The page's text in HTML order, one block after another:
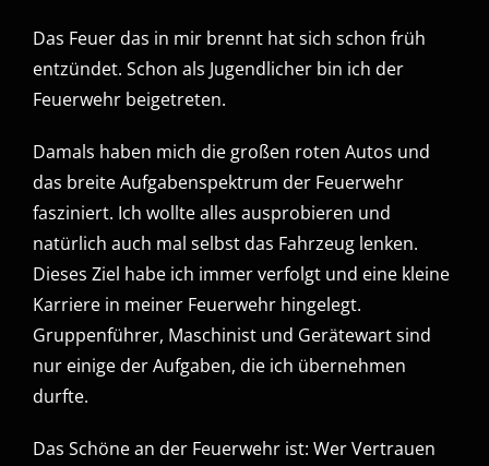
Das Feuer das in mir brennt hat sich schon früh
entzündet. Schon als Jugendlicher bin ich der
Feuerwehr beigetreten.
Damals haben mich die großen roten Autos und
das breite Aufgabenspektrum der Feuerwehr
fasziniert. Ich wollte alles ausprobieren und
natürlich auch mal selbst das Fahrzeug lenken.
Dieses Ziel habe ich immer verfolgt und eine kleine
Karriere in meiner Feuerwehr hingelegt.
Gruppenführer, Maschinist und Gerätewart sind
nur einige der Aufgaben, die ich übernehmen
durfte.
Das Schöne an der Feuerwehr ist: Wer Vertrauen